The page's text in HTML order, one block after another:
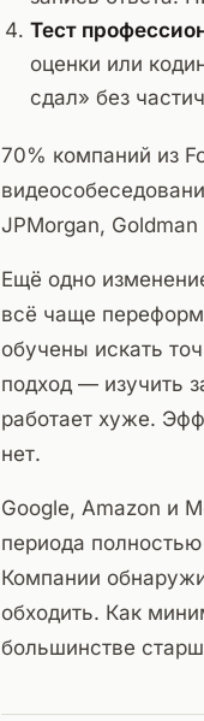
Тест
оценки или
сдал» без
70% компаний из
JPMorgan,
Ещё одно
всё чаще
обучены искать
подход — изучить
работает хуже.
нет.
Google, Amazon и
периода
Компании
обходить. Как
большинстве